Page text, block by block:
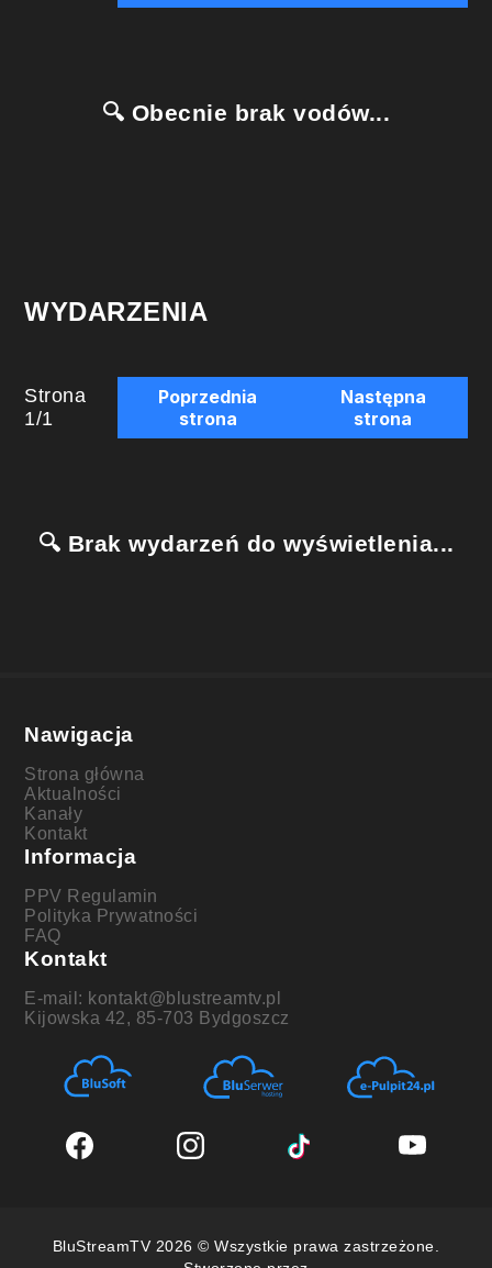
🔍 Obecnie brak vodów...
WYDARZENIA
Strona
1/1
Poprzednia
strona
Następna
strona
🔍 Brak wydarzeń do wyświetlenia...
Nawigacja
Strona główna
Aktualności
Kanały
Kontakt
Informacja
PPV Regulamin
Polityka Prywatności
FAQ
Kontakt
E-mail: kontakt@blustreamtv.pl
Kijowska 42, 85-703 Bydgoszcz
BluStreamTV 2026 © Wszystkie prawa zastrzeżone.